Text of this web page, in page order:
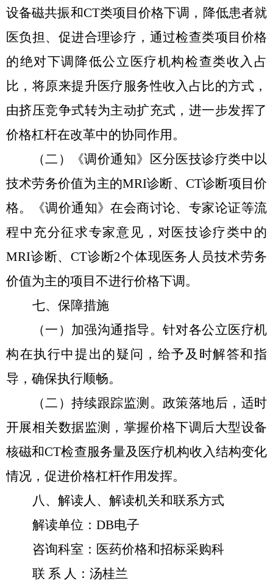
设备磁共振和CT类项目价格下调 ， 降低患者就
医负担、促进合理诊疗 ， 通过检查类项目价格
的绝对下调降低公立医疗机构检查类收入占
比，将原来提升医疗服务性收入占比的方式，
由挤压竞争式转为主动扩充式，进一步发挥了
价格杠杆在改革中的协同作用。
（二）
《调价通知》区分医技诊疗类中以
技术劳务价值为主的MRI诊断、CT诊断项目价
格。《调价通知》在会商讨论、专家论证等流
程中充分征求专家意见，对医技诊疗类中的
MRI诊断、CT诊断2个体现医务人员技术劳务
价值为主的项目不进行价格下调。
七、保障措施
（一）加强沟通指导。针对各公立医疗机
构在执行中提出的疑问，给予及时解答和指
导，确保执行顺畅。
（二）持续跟踪监测。政策落地后，适时
开展相关数据监测，掌握价格下调后大型设备
核磁和CT检查服务量及医疗机构收入结构变化
情况，促进价格杠杆作用发挥。
八、解读人、解读机关和联系方式
解读单位：DB电子
咨询科室：医药价格和招标采购科
联 系 人：汤桂兰